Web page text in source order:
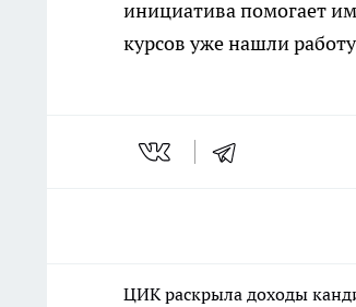
инициатива помогает
курсов уже нашли
ЦИК раскрыла доходы